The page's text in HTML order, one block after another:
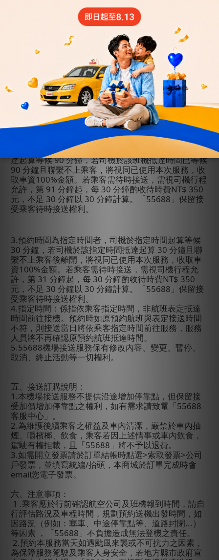
費。若您抵達台灣後仍需用車，請聯繫「
中心」以便重新安排。(指定時間接機者仍需於用車時
小時前取消才可全額退費 )
「送機」超時費：每30分鐘酌收待時費
NT$ 350
元，乘客須於用車時間的30分鐘內準時上車，若司機
於該用車時間抵達起算30分鐘且聯繫不上乘客後離
開，將視同已使用本次服務，收取車資100%金額。若
乘客需待時接送，需視司機行程允許，第 31分鐘起，
分鐘酌收待時費NT$ 350元，不足30分鐘以
分鐘計算。「
」保留接受乘客待時接送權利。
「接機」超時費：每30分鐘酌收待時費NT$ 350
元，預約時間為航班實際抵達時間者，司機於航班抵
達起算等候90分鐘，若司機於該班機抵達時間已等候
90 分鐘且聯繫不上乘客，將視同已使用本次服務，收
取車資100%金額。若乘客需待時接送，需視司機行程
允許，第 91 分鐘起，每30 分鐘酌收待時費NT$ 350
元，不足 30 分鐘以 30 分鐘計算。「55688 」保留接
受乘客待時接送權利。
3.預約時間為指定時間者，司機於指定時間起算等候
30 分鐘，若司機於該指定時間抵達起算 30 分鐘且聯
繫不上乘客後離開，將視同已使用本次服務，收取車
資100%金額。若乘客需待時接送，需視司機行程允
許，第 31 分鐘起，每30 分鐘酌收待時費NT$ 350
元，不足 30 分鐘以 30 分鐘計算。「55688 」保留接
受乘客待時接送權利。
4.指定時間：係指依乘客指定時間，非航班表定抵達
時間前往接機。預約時如原預約航班與表定接送時間
不符，則接送當日將依乘客指定時間前往服務，服務
人員將不再確認原預約航班抵達時間。
5.55688機場接送服務保有修改內容、變更、暫停、
取消、終止活動等一切權利。
五、接送訂購說明：
1.本機場接送服務不提供沿途增加停靠點，但保留接
受加價增加停靠點之權利，如有需求請致電「55688
客服中心」。
2.為維護後續乘客之權益及車內清潔，嚴禁於車內抽
煙、嚼檳榔、飲食，乘客若因上述情事或車內飲食，
駕駛有權拒載，且「55688 」將不予以退費。
3.如需開立發票請於訂單結帳時點選>索取發票>公司
戶發票，並填寫統編/抬頭，本商城於訂單完成時會
email您電子發票。
六、注意事項：
1 .乘客應於行前確認航空公司及班機報到時間，請自
行評估路況及車程時間，規劃預約送機出發時間，如
因路況（例如：塞車、中途停靠點等、道路封閉... ）
等因素 ，「55688 」不負擔造成無法登機之責任。
2.預約本服務當天如遇颱風來襲或不可抗力之因素，
為保障服務駕駛及乘客人身安全，若地方縣市政府宣